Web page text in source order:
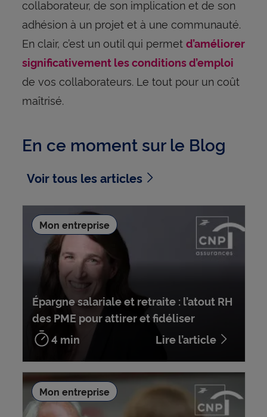
collaborateur, de son implication et de son
adhésion à un projet et à une communauté.
En clair, c’est un outil qui permet d’améliorer
significativement les conditions d’emploi
de vos collaborateurs. Le tout pour un coût
maîtrisé.
En ce moment sur le Blog
Voir tous les articles
Épargne salariale et retraite : l’atout RH
des PME pour attirer et fidéliser
4 min
Lire l’article
Mon entreprise
Mon entreprise